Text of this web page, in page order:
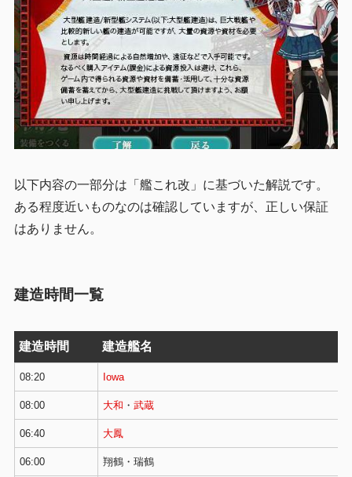
以下内容の一部分は「艦これ改」に基づいた解説です。
ある程度近いものなのは確認していますが、正しい保証
はありません。
建造時間一覧
建造時間 建造艦名
08:20 Iowa
08:00 大和 ・ 武蔵
06:40 大鳳
06:00 翔鶴・瑞鶴